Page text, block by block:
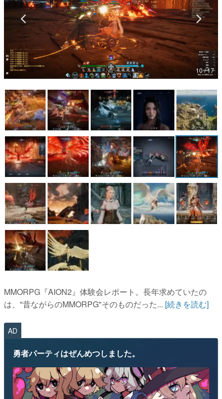
カテゴリ
マンガ
女性向け
アプリレビュー
その他
電ファミニコゲーマーとは？
運営：株式会社マレ
10 / 17
MMORPG『AION2』体験会レポート。長年求めていたの
は、"昔ながらのMMORPG"そのものだった... [続きを読む]
AD
勇者パーティはぜんめつしました。